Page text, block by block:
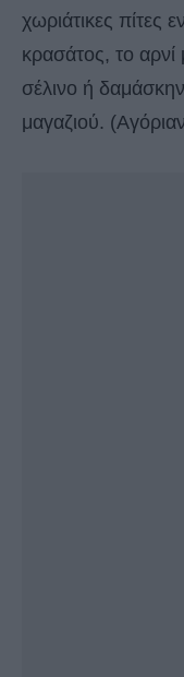
χωριάτικες πίτες
κρασάτος, το αρνί
σέλινο ή
μαγαζιού.